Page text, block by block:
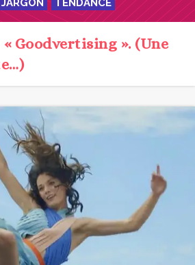
JARGON TENDANCE
Goodvertising ». (Une